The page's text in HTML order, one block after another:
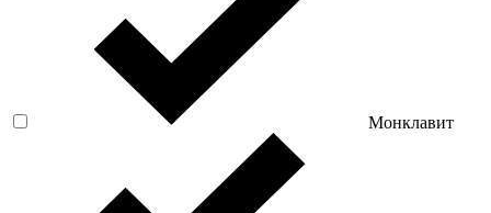
Монклавит